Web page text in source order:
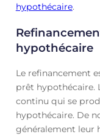
hypothécaire.
hypothécaire
Le refinancement
prêt hypothécaire.
continu qui se
hypothécaire. De
généralement leur